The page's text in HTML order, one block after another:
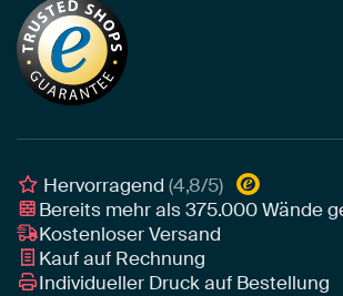
Tapete
Leinwand
Leinwand für draußen
Die richtige Größe bestimmen
Akustik-Tipps
Tipps von unseren Botschaftern
Individuelle Einrichtungsberatung
Nachhaltigkeit
Unser Team
Botschafter
Awards und Preise
Art Heroes App
Hervorragend(4,8/5)
Bereits mehr als375.000Wände
Kostenloser Versand
Kauf auf Rechnung
Individueller Druck auf Bestellung